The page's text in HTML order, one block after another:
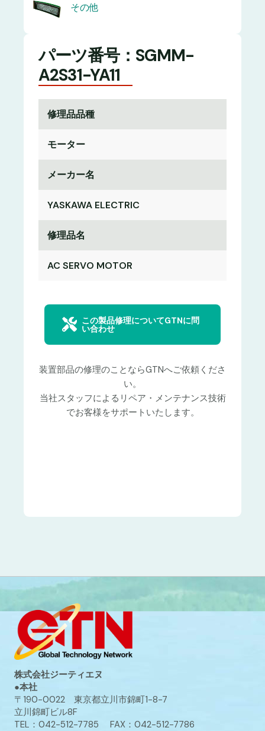
その他
パーツ番号：SGMM-
A2S31-YA11
修理品品種
モーター
メーカー名
YASKAWA ELECTRIC
修理品名
AC SERVO MOTOR
この製品修理についてGTNに問
い合わせ
装置部品の修理のことならGTNへご依頼くださ
い。
当社スタッフによるリペア・メンテナンス技術
でお客様をサポートいたします。
株式会社ジーティエヌ
●本社
〒190-0022 東京都立川市錦町1-8-7
立川錦町ビル8F
TEL：042-512-7785 FAX：042-512-7786